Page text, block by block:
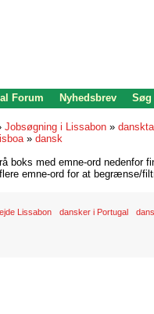
Forum Nyhedsbrev Søg
Jobsøgning i Lissabon »
lisboa» dansk
boks med emne-ord nedenfor
emne-ord for at begrænse/
Lissabon dansker i Portugal